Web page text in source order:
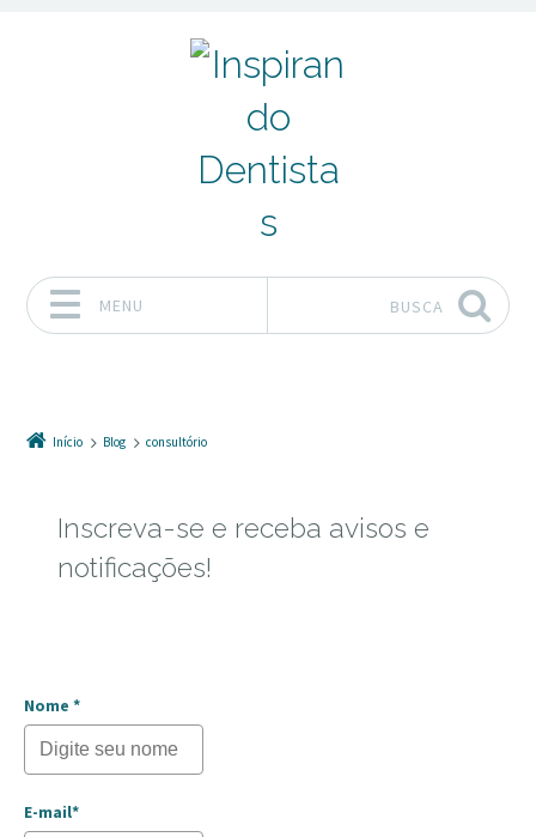
MENU BUSCA
Início Blog consultório
Inscreva-se e receba avisos e
notificações!
Nome *
E-mail*